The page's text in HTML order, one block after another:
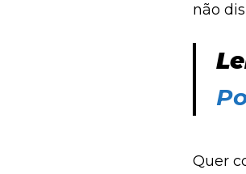
não
Quer